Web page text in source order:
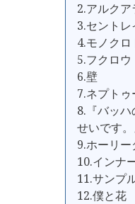
2.アルクア
3.セントレ
4.モノク
5.フクロウ
6.壁
7.ネプトゥ
8.『バッ
せいです。
9.ホーリー
10.インナ
11.サンプ
12.僕と花